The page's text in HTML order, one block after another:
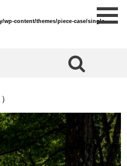
content/themes/piece-case/single-